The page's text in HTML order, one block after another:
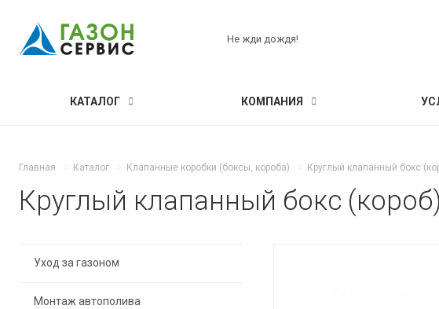
Не жди дождя!
КАТАЛОГ КОМПАНИЯ
Главная Каталог Клапанные коробки (боксы, короба) Круглый клапанный бокс
Круглый клапанный бокс
Уход за газоном
Монтаж автополива